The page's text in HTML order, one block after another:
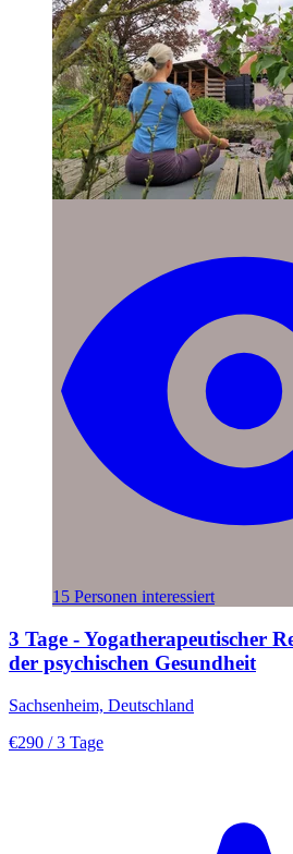
15 Personen interessiert
3 Tage - Yogatherapeutischer
der psychischen Gesundheit
Sachsenheim, Deutschland
€290 / 3 Tage